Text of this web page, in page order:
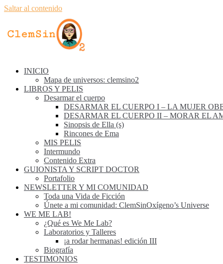
Saltar al contenido
INICIO
Mapa de universos: clemsino2
LIBROS Y PELIS
Desarmar el cuerpo
DESARMAR EL CUERPO I – LA MUJER
DESARMAR EL CUERPO II – MORAR EL
Sinopsis de Ella (s)
Rincones de Ema
MIS PELIS
Intermundo
Contenido Extra
GUIONISTA Y SCRIPT DOCTOR
Portafolio
NEWSLETTER Y MI COMUNIDAD
Toda una Vida de Ficción
Únete a mi comunidad: ClemSinOxígeno’s Universe
WE ME LAB!
¿Qué es We Me Lab?
Laboratorios y Talleres
¡a rodar hermanas! edición III
Biografía
TESTIMONIOS